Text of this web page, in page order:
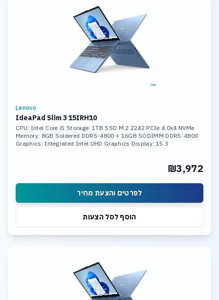
Lenovo
IdeaPad Slim 3 15IRH10
CPU: Intel Core i5 Storage: 1TB SSD M.2 2242 PCIe 4.0x4 NVMe
Memory: 8GB Soldered DDR5-4800 + 16GB SODIMM DDR5-4800
Graphics: Integrated Intel UHD Graphics Display: 15.3
₪3,972
לפרטים והצעת מחיר
הוסף לסל הצעות